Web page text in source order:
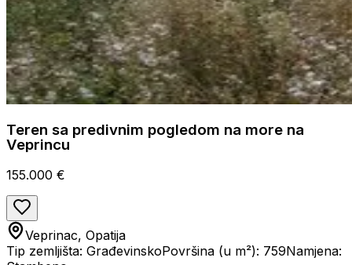
Teren sa predivnim pogledom na more na
Veprincu
155.000 €
Veprinac, Opatija
Tip zemljišta: GrađevinskoPovršina (u m²): 759Namjena: